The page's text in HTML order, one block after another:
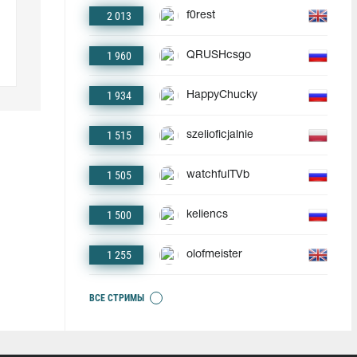
2 013 f0rest
1 960 QRUSHcsgo
1 934 HappyChucky
1 515 szelioficjalnie
1 505 watchfulTVb
1 500 keliencs
1 255 olofmeister
ВСЕ СТРИМЫ